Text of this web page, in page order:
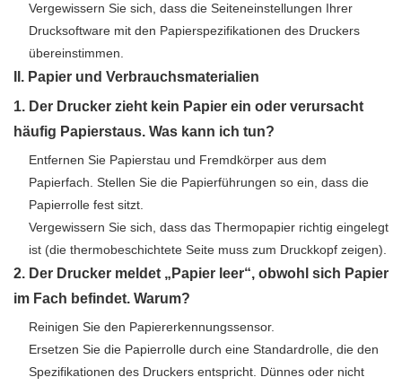
Vergewissern Sie sich, dass die Seiteneinstellungen Ihrer
Drucksoftware mit den Papierspezifikationen des Druckers
übereinstimmen.
II. Papier und Verbrauchsmaterialien
1. Der Drucker zieht kein Papier ein oder verursacht
häufig Papierstaus. Was kann ich tun?
Entfernen Sie Papierstau und Fremdkörper aus dem
Papierfach. Stellen Sie die Papierführungen so ein, dass die
Papierrolle fest sitzt.
Vergewissern Sie sich, dass das Thermopapier richtig eingelegt
ist (die thermobeschichtete Seite muss zum Druckkopf zeigen).
2. Der Drucker meldet „Papier leer“, obwohl sich Papier
im Fach befindet. Warum?
Reinigen Sie den Papiererkennungssensor.
Ersetzen Sie die Papierrolle durch eine Standardrolle, die den
Spezifikationen des Druckers entspricht. Dünnes oder nicht